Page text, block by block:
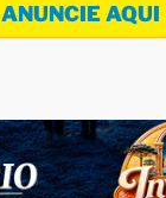
ANUNCIE AQUI